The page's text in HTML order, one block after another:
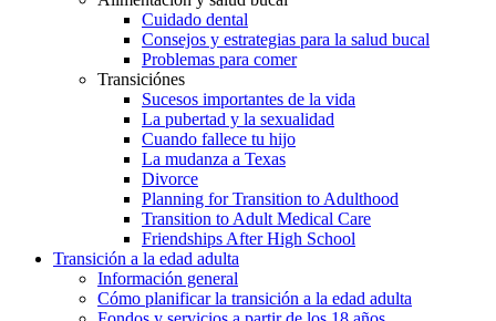
Cuidado dental
Consejos y estrategias para la salud bucal
Problemas para comer
Transiciónes
Sucesos importantes de la vida
La pubertad y la sexualidad
Cuando fallece tu hijo
La mudanza a Texas
Divorce
Planning for Transition to Adulthood
Transition to Adult Medical Care
Friendships After High School
Transición a la edad adulta
Información general
Cómo planificar la transición a la edad adulta